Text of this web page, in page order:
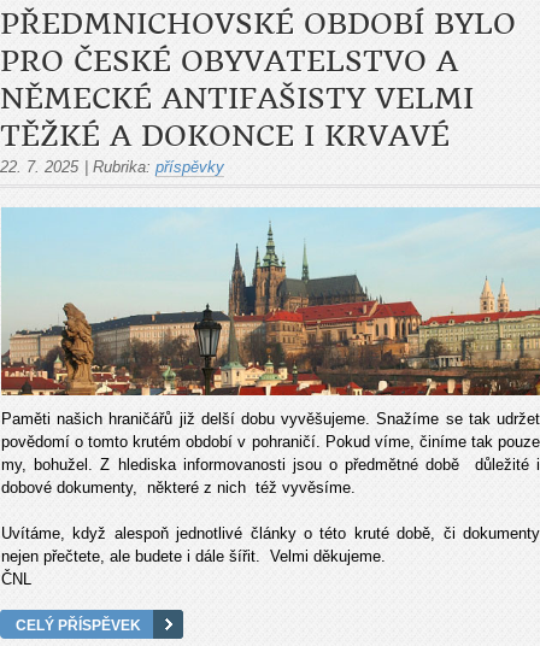
PŘEDMNICHOVSKÉ OBDOBÍ BYLO
PRO ČESKÉ OBYVATELSTVO A
NĚMECKÉ ANTIFAŠISTY VELMI
TĚŽKÉ A DOKONCE I KRVAVÉ
22. 7. 2025 Rubrika: příspěvky
Paměti našich hraničářů již delší dobu vyvěšujeme. Snažíme se tak udržet
povědomí o tomto krutém období v pohraničí. Pokud víme, činíme tak pouze
my, bohužel. Z hlediska informovanosti jsou o předmětné době důležité i
dobové dokumenty, některé z nich též vyvěsíme.
Uvítáme, když alespoň jednotlivé články o této kruté době, či dokumenty
nejen přečtete, ale budete i dále šířit. Velmi děkujeme.
ČNL
CELÝ PŘÍSPĚVEK